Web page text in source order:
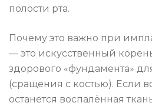
полости рта.
Почему это важно при
— это искусственный
здорового «фундамента»
(сращения с костью). Если
останется воспалённая